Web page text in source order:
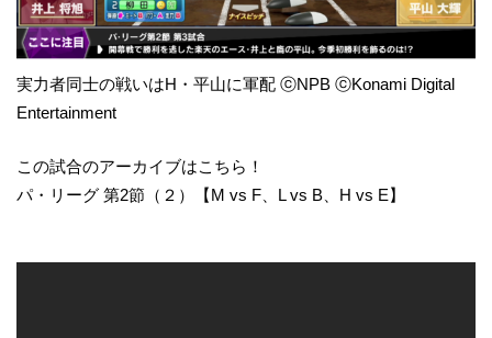
実力者同士の戦いはH・平山に軍配 ⓒNPB ⓒKonami Digital
Entertainment
この試合のアーカイブはこちら！
パ・リーグ 第2節（２）【M vs F、L vs B、H vs E】